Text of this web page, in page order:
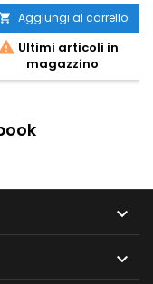
Aggiungi al carrello
 Ultimi articoli in
magazzino

